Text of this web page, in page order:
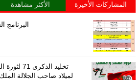
المشاركات الأخيرة الأكثر مشاهدة
البرنامج
لميلاد صاحب الجلالة